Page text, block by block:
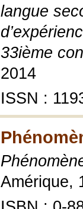
langue
33ième
2014
ISSN :
Amérique,